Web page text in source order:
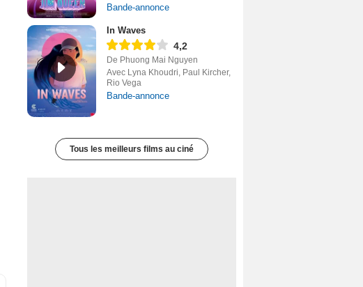
Bande-annonce
In Waves
4,2
De Phuong Mai Nguyen
Avec Lyna Khoudri, Paul Kircher,
Rio Vega
Bande-annonce
Tous les meilleurs films au ciné